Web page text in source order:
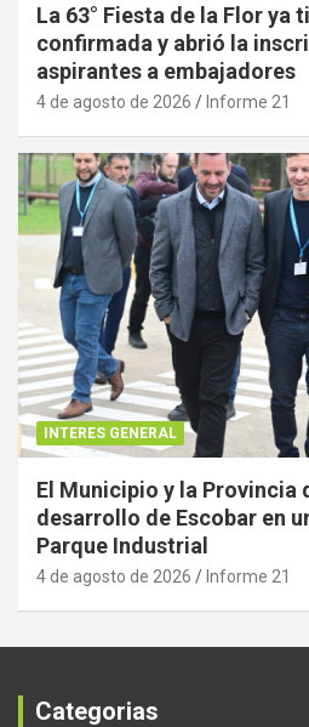
La 63° Fiesta de la Flor ya
confirmada y abrió la
aspirantes a embajadores
4 de agosto de 2026 Informe 21
INTERES GENERAL
El Municipio y la Provincia
desarrollo de Escobar en
Parque Industrial
4 de agosto de 2026 Informe 21
Categorias